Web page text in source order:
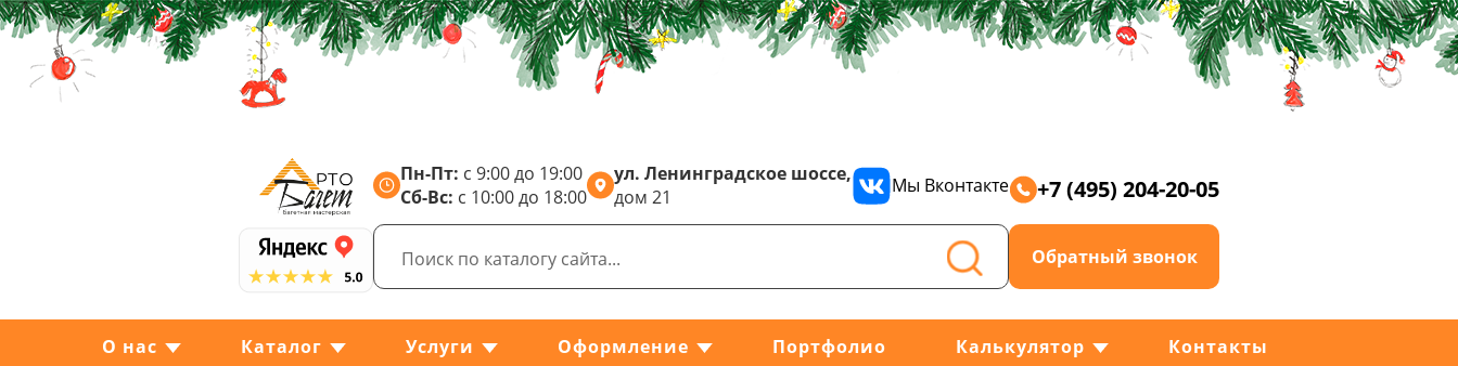
Пн-Пт: с 9:00 до 19:00
Сб-Вс: с 10:00 до 18:00
ул. Ленинградское шоссе,
дом 21
Мы Вконтакте +7 (495) 204-20-05
Обратный звонок
О нас Каталог Услуги Оформление Портфолио Калькулятор Контакты